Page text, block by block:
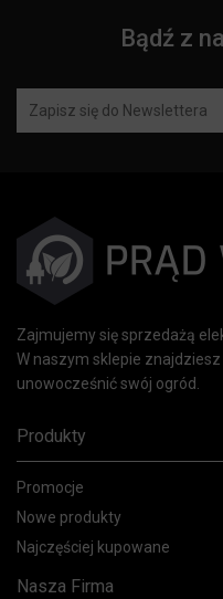
Bądź z
Zajmujemy się sprzedażą
W naszym sklepie
unowocześnić swój ogród.
Produkty
Promocje
Nowe produkty
Najczęściej kupowane
Nasza Firma